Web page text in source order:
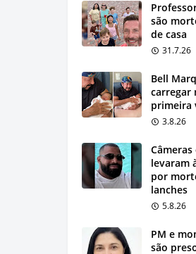
são
de casa
31.7.26
Bell
carregar
primeira
3.8.26
levaram
por
lanches
5.8.26
PM e
são